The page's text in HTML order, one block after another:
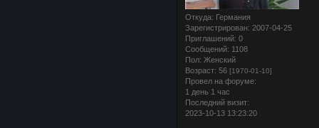
Откуда: Германия
Зарегистрирован: 2007-04-25
Приглашений: 0
Сообщений: 1108
Пол: Женский
Возраст: 56 [1970-01-10]
Провел на форуме:
1 день 1 час
Последний визит:
2023-10-13 13:23:20